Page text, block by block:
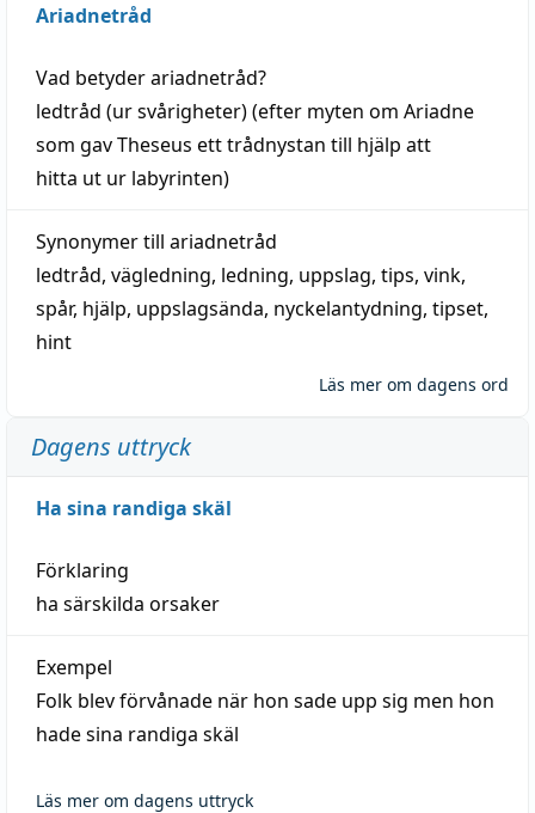
Ariadnetråd
Vad betyderariadnetråd?
ledtråd (ur svårigheter) (efter myten om Ariadne
som gav Theseus ett trådnystan till hjälp att
hitta ut ur labyrinten)
Synonymer till ariadnetråd
ledtråd, vägledning, ledning, uppslag, tips, vink,
spår, hjälp, uppslagsända, nyckelantydning, tipset,
hint
Läs mer om dagens ord
Dagens uttryck
Ha sina randiga skäl
Förklaring
ha särskilda orsaker
Exempel
Folk blev förvånade när hon sade upp sig men hon
hade sina randiga skäl
Läs mer om dagens uttryck